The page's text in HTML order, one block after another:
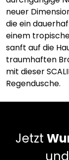
neuer
die ein
einem
sanft auf die
traumhaften
mit dieser
Regendusche.
Jetzt
und